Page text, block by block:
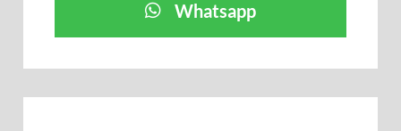
Whatsapp